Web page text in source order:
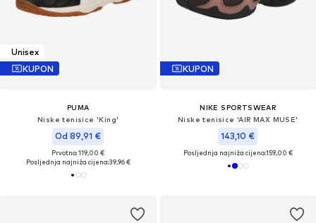
Unisex
KUPON
PUMA
Niske tenisice 'King'
Od 89,91 €
Prvotno: 119,00 €
Posljednja najniža cijena:39,96 €
KUPON
NIKE SPORTSWEAR
Niske tenisice 'AIR MAX MUSE'
143,10 €
Posljednja najniža cijena:159,00 €